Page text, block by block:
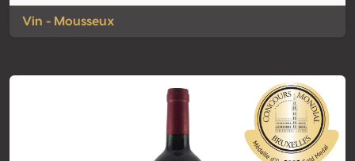
Vin - Mousseux